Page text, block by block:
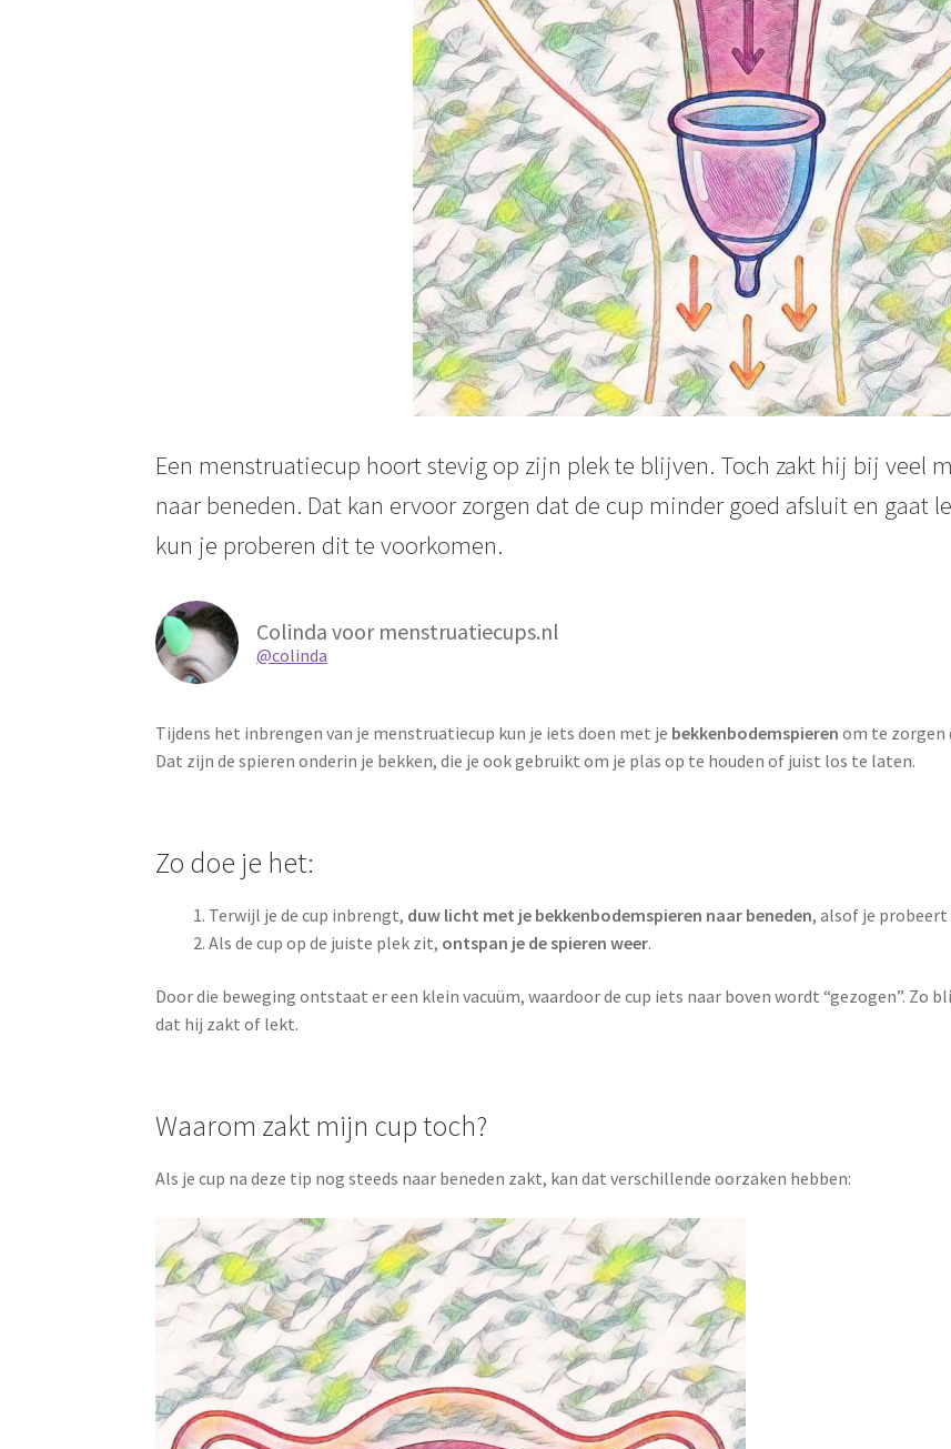
Een menstruatiecup hoort stevig op zijn plek te blijven. Toch zakt hij bij veel
naar beneden. Dat kan ervoor zorgen dat de cup minder goed afsluit en gaat
kun je proberen dit te voorkomen.
Colinda voor menstruatiecups.nl
@colinda
Tijdens het inbrengen van je menstruatiecup kun je iets doen met je bekkenbodemspieren om te zorgen
Dat zijn de spieren onderin je bekken, die je ook gebruikt om je plas op te houden of juist los te laten.
Zo doe je het:
Terwijl je de cup inbrengt, duw licht met je bekkenbodemspieren naar beneden, alsof je probeert
Als de cup op de juiste plek zit, ontspan je de spieren weer.
Door die beweging ontstaat er een klein vacuüm, waardoor de cup iets naar boven wordt “gezogen”. Zo
dat hij zakt of lekt.
Waarom zakt mijn cup toch?
Als je cup na deze tip nog steeds naar beneden zakt, kan dat verschillende oorzaken hebben: